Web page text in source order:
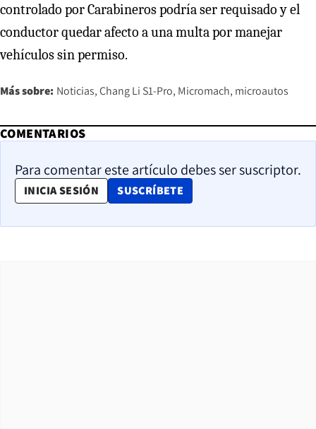
controlado por Carabineros podría ser requisado y el
conductor quedar afecto a una multa por manejar
vehículos sin permiso.
Más sobre: Noticias Chang Li S1-Pro Micromach microautos
COMENTARIOS
Para comentar este artículo debes ser suscriptor.
INICIA SESIÓN SUSCRÍBETE
OPENS IN NEW WINDOW